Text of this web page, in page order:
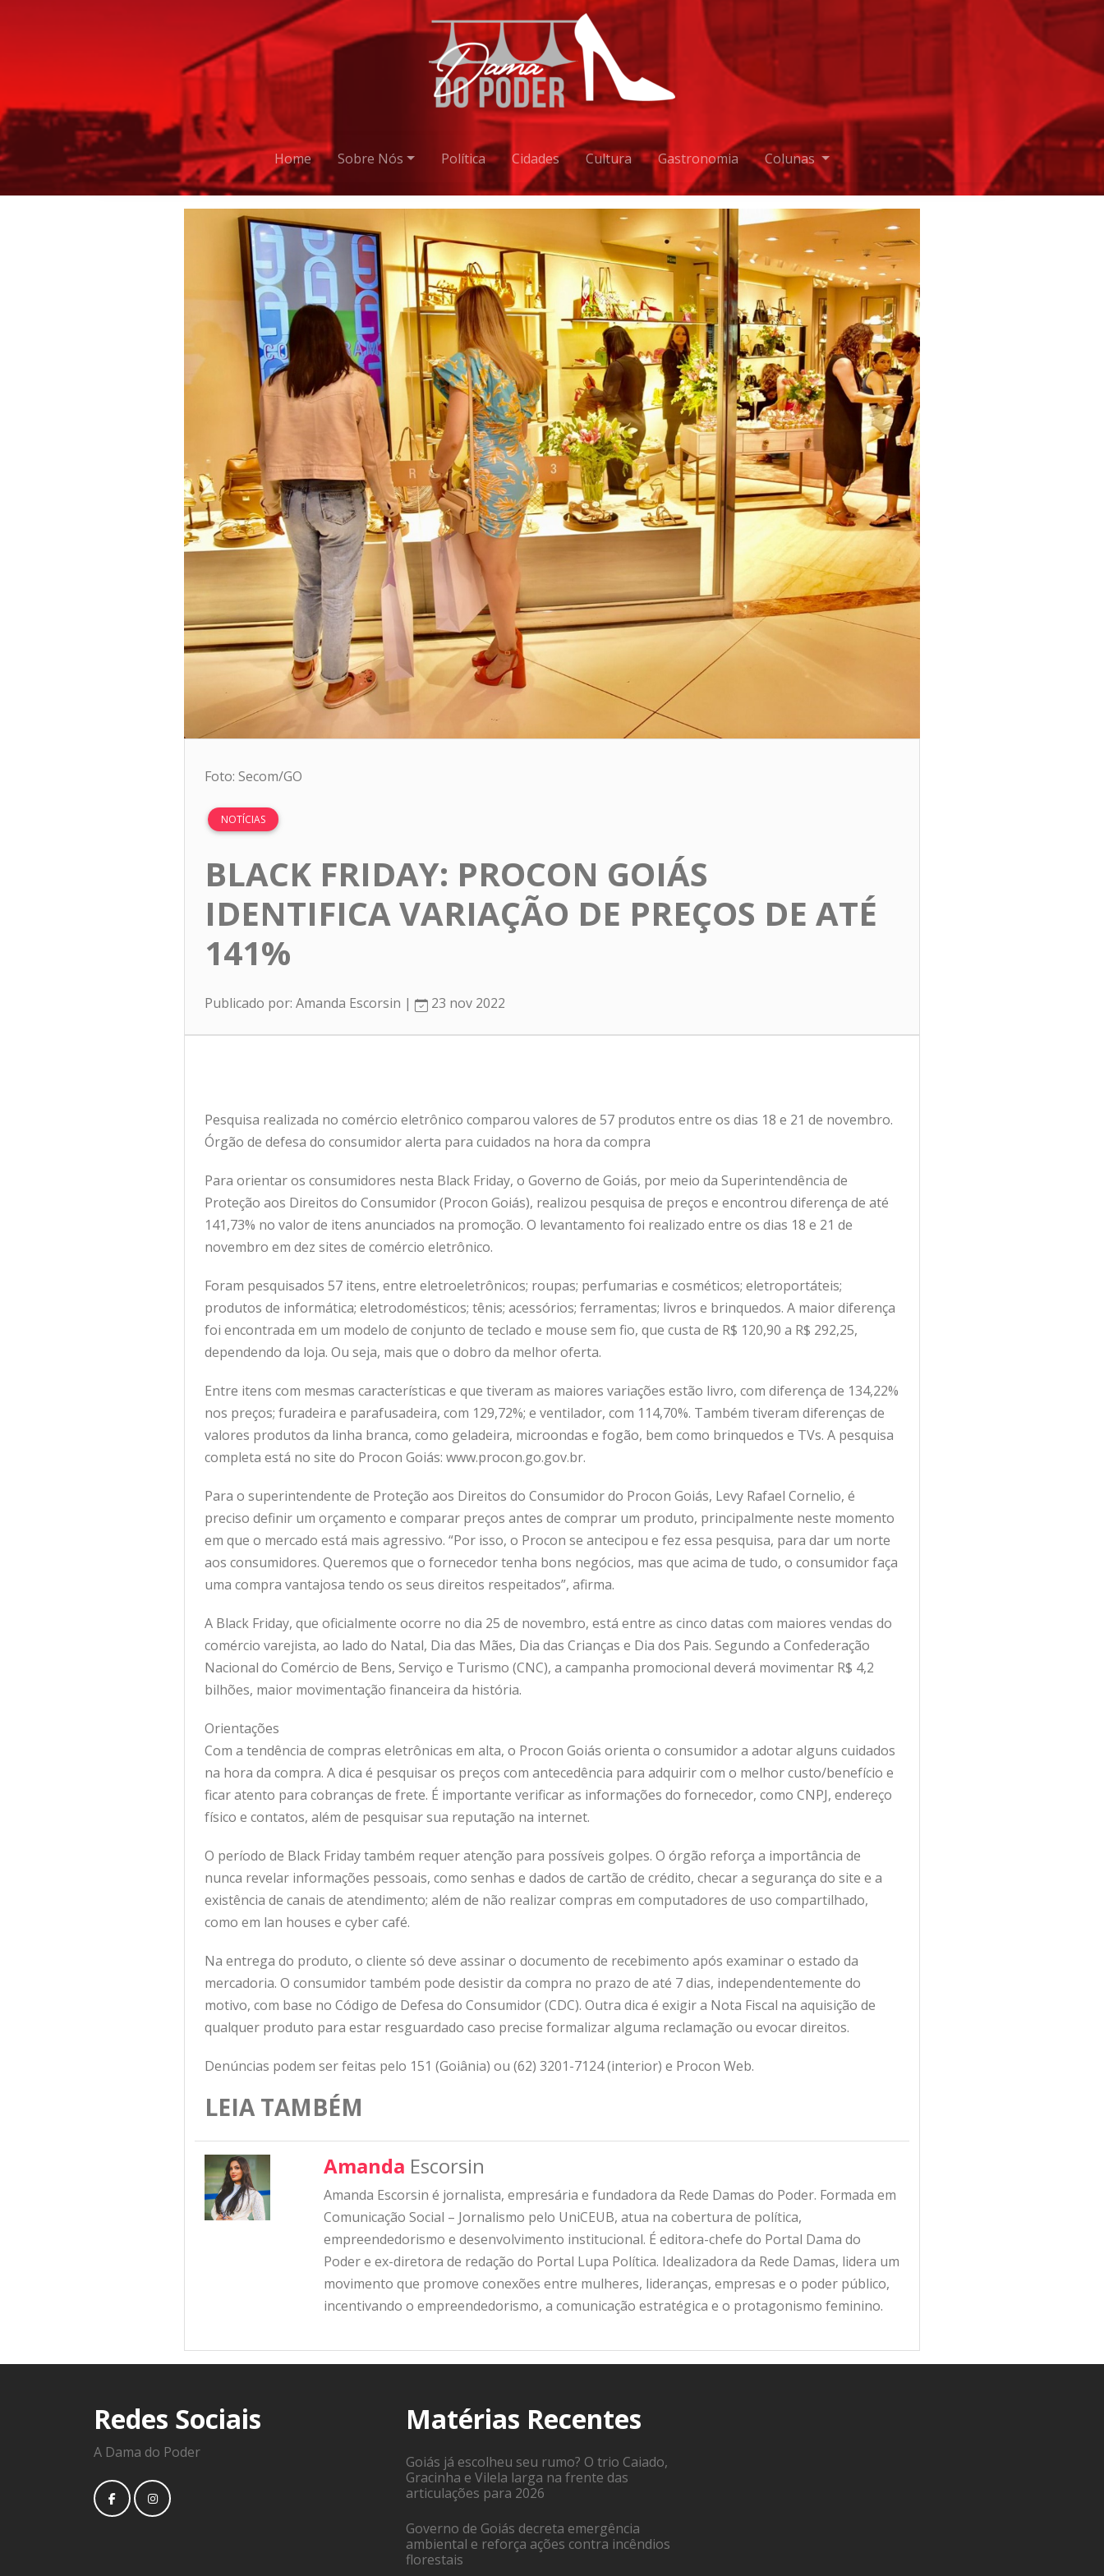
Home Sobre Nós Política Cidades Cultura Gastronomia Colunas
Foto: Secom/GO
NOTÍCIAS
BLACK FRIDAY: PROCON GOIÁS
IDENTIFICA VARIAÇÃO DE PREÇOS DE ATÉ
141%
Publicado por: Amanda Escorsin | 23 nov 2022
Pesquisa realizada no comércio eletrônico comparou valores de 57 produtos entre os dias 18 e 21 de novembro.
Órgão de defesa do consumidor alerta para cuidados na hora da compra
Para orientar os consumidores nesta Black Friday, o Governo de Goiás, por meio da Superintendência de
Proteção aos Direitos do Consumidor (Procon Goiás), realizou pesquisa de preços e encontrou diferença de até
141,73% no valor de itens anunciados na promoção. O levantamento foi realizado entre os dias 18 e 21 de
novembro em dez sites de comércio eletrônico.
Foram pesquisados 57 itens, entre eletroeletrônicos; roupas; perfumarias e cosméticos; eletroportáteis;
produtos de informática; eletrodomésticos; tênis; acessórios; ferramentas; livros e brinquedos. A maior diferença
foi encontrada em um modelo de conjunto de teclado e mouse sem fio, que custa de R$ 120,90 a R$ 292,25,
dependendo da loja. Ou seja, mais que o dobro da melhor oferta.
Entre itens com mesmas características e que tiveram as maiores variações estão livro, com diferença de 134,22%
nos preços; furadeira e parafusadeira, com 129,72%; e ventilador, com 114,70%. Também tiveram diferenças de
valores produtos da linha branca, como geladeira, microondas e fogão, bem como brinquedos e TVs. A pesquisa
completa está no site do Procon Goiás: www.procon.go.gov.br.
Para o superintendente de Proteção aos Direitos do Consumidor do Procon Goiás, Levy Rafael Cornelio, é
preciso definir um orçamento e comparar preços antes de comprar um produto, principalmente neste momento
em que o mercado está mais agressivo. “Por isso, o Procon se antecipou e fez essa pesquisa, para dar um norte
aos consumidores. Queremos que o fornecedor tenha bons negócios, mas que acima de tudo, o consumidor faça
uma compra vantajosa tendo os seus direitos respeitados”, afirma.
A Black Friday, que oficialmente ocorre no dia 25 de novembro, está entre as cinco datas com maiores vendas do
comércio varejista, ao lado do Natal, Dia das Mães, Dia das Crianças e Dia dos Pais. Segundo a Confederação
Nacional do Comércio de Bens, Serviço e Turismo (CNC), a campanha promocional deverá movimentar R$ 4,2
bilhões, maior movimentação financeira da história.
Orientações
Com a tendência de compras eletrônicas em alta, o Procon Goiás orienta o consumidor a adotar alguns cuidados
na hora da compra. A dica é pesquisar os preços com antecedência para adquirir com o melhor custo/benefício e
ficar atento para cobranças de frete. É importante verificar as informações do fornecedor, como CNPJ, endereço
físico e contatos, além de pesquisar sua reputação na internet.
O período de Black Friday também requer atenção para possíveis golpes. O órgão reforça a importância de
nunca revelar informações pessoais, como senhas e dados de cartão de crédito, checar a segurança do site e a
existência de canais de atendimento; além de não realizar compras em computadores de uso compartilhado,
como em lan houses e cyber café.
Na entrega do produto, o cliente só deve assinar o documento de recebimento após examinar o estado da
mercadoria. O consumidor também pode desistir da compra no prazo de até 7 dias, independentemente do
motivo, com base no Código de Defesa do Consumidor (CDC). Outra dica é exigir a Nota Fiscal na aquisição de
qualquer produto para estar resguardado caso precise formalizar alguma reclamação ou evocar direitos.
Denúncias podem ser feitas pelo 151 (Goiânia) ou (62) 3201-7124 (interior) e Procon Web.
LEIA TAMBÉM
Amanda Escorsin
Amanda Escorsin é jornalista, empresária e fundadora da Rede Damas do Poder. Formada em
Comunicação Social – Jornalismo pelo UniCEUB, atua na cobertura de política,
empreendedorismo e desenvolvimento institucional. É editora-chefe do Portal Dama do
Poder e ex-diretora de redação do Portal Lupa Política. Idealizadora da Rede Damas, lidera um
movimento que promove conexões entre mulheres, lideranças, empresas e o poder público,
incentivando o empreendedorismo, a comunicação estratégica e o protagonismo feminino.
Redes Sociais
A Dama do Poder
Matérias Recentes
Goiás já escolheu seu rumo? O trio Caiado,
Gracinha e Vilela larga na frente das
articulações para 2026
Governo de Goiás decreta emergência
ambiental e reforça ações contra incêndios
florestais